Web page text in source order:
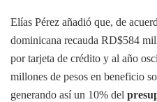
Elías Pérez añadió que, de
dominicana recauda RD$584
por tarjeta de crédito y al año
millones de pesos en beneficio
generando así un 10% del